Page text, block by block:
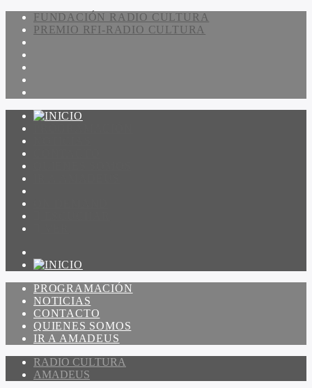
FUNDACIÓN RADIO CULTURA
PREMIO RFI-RADIO CULTURA
PROGRAMACIÓN
NOTICIAS
CONTACTO
QUIENES SOMOS
IR A AMADEUS
RADIO CULTURA
AMADEUS